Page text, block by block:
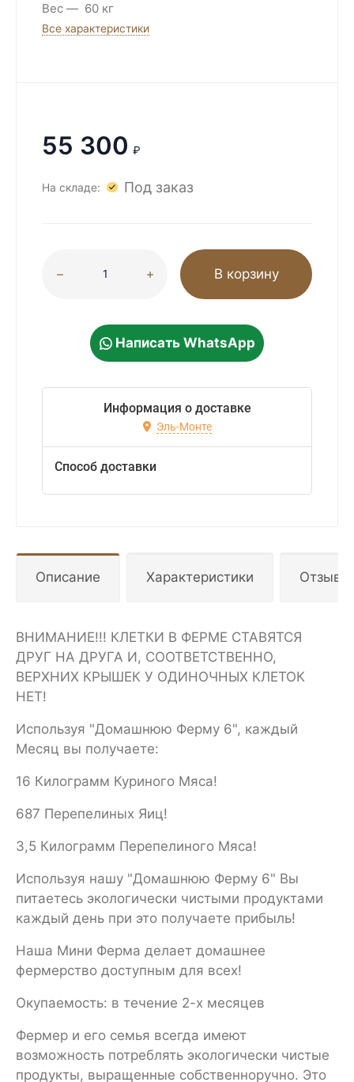
Вес
60 кг
Все характеристики
55 300 ₽
На складе: Под заказ
В корзину
Написать WhatsApp
Информация о доставке
Эль-Монте
Способ доставки
Описание Характеристики
ВНИМАНИЕ!!! КЛЕТКИ В ФЕРМЕ СТАВЯТСЯ
ДРУГ НА ДРУГА И, СООТВЕТСТВЕННО,
ВЕРХНИХ КРЫШЕК У ОДИНОЧНЫХ КЛЕТОК
НЕТ!
Используя "Домашнюю Ферму 6", каждый
Месяц вы получаете:
16 Килограмм Куриного Мяса!
687 Перепелиных Яиц!
3,5 Килограмм Перепелиного Мяса!
Используя нашу "Домашнюю Ферму 6" Вы
питаетесь экологически чистыми продуктами
каждый день при это получаете прибыль!
Наша Мини Ферма делает домашнее
фермерство доступным для всех!
Окупаемость: в течение 2-х месяцев
Фермер и его семья всегда имеют
возможность потреблять экологически чистые
продукты, выращенные собственноручно. Это